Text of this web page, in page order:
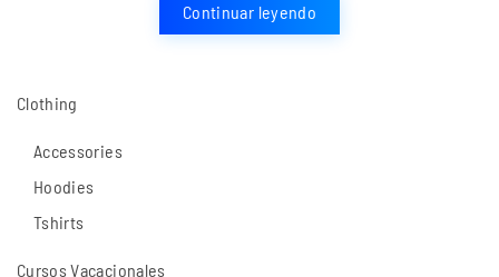
Continuar leyendo
Clothing
Accessories
Hoodies
Tshirts
Cursos Vacacionales